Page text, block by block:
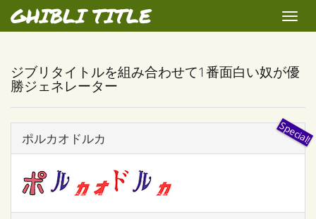
GHIBLI TITLE
Toggle
ジブリタイトルを組み合わせて1番面白い奴が優
勝ジェネレーター
ポルカオドルカ